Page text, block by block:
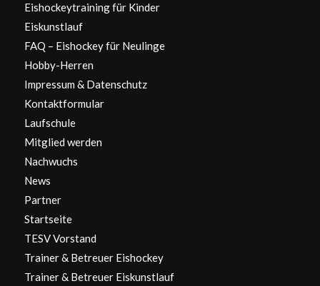
Eishockeytraining für Kinder
Eiskunstlauf
FAQ – Eishockey für Neulinge
Hobby-Herren
Impressum & Datenschutz
Kontaktformular
Laufschule
Mitglied werden
Nachwuchs
News
Partner
Startseite
TESV Vorstand
Trainer & Betreuer Eishockey
Trainer & Betreuer Eiskunstlauf